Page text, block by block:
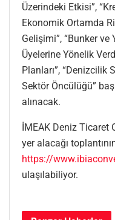
Üzerindeki Etkisi”,
Ekonomik Ortamda
Gelişimi”, “Bunker ve
Üyelerine Yönelik
Planları”, “Denizcilik
Sektör Öncülüğü”
alınacak.
İMEAK Deniz Ticaret
yer alacağı
https://
ulaşılabiliyor.